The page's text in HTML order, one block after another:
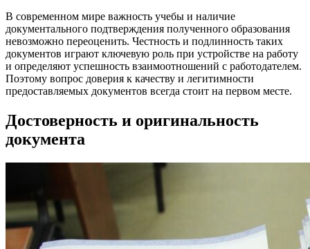
В современном мире важность учебы и наличие
документального подтверждения полученного образования
невозможно переоценить. Честность и подлинность таких
документов играют ключевую роль при устройстве на работу
и определяют успешность взаимоотношений с работодателем.
Поэтому вопрос доверия к качеству и легитимности
предоставляемых документов всегда стоит на первом месте.
Достоверность и оригинальность
документа